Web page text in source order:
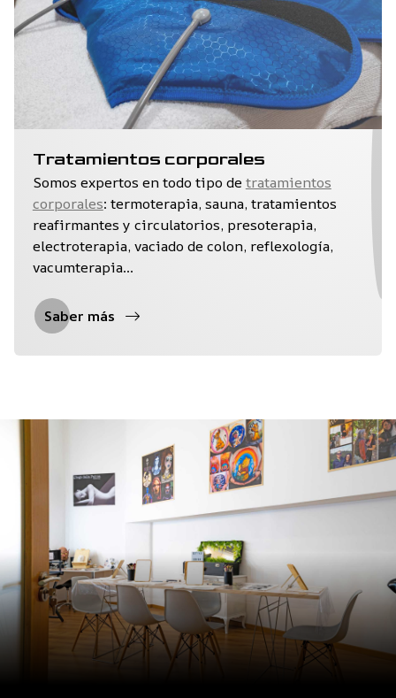
Tratamientos corporales
Somos expertos en todo tipo de tratamientos
corporales: termoterapia, sauna, tratamientos
reafirmantes y circulatorios, presoterapia,
electroterapia, vaciado de colon, reflexología,
vacumterapia...
Saber más